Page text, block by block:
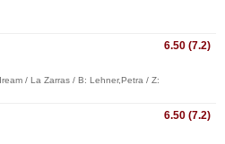
6.50 (7.2)
/ La Zarras / B: Lehner,Petra / Z:
6.50 (7.2)